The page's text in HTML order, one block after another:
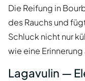
Die Reifung in
des Rauchs und
Schluck nicht nur
wie eine Erinnerung
Lagavulin —